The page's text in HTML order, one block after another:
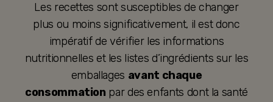
Les recettes sont susceptibles de changer
plus ou moins significativement, il est donc
impératif de vérifier les informations
nutritionnelles et les listes d’ingrédients sur les
emballages avant chaque
consommation par des enfants dont la santé